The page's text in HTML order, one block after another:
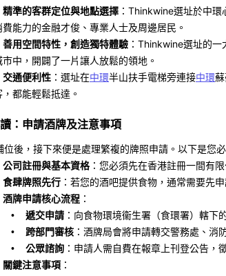
精準的客群定位與地點選擇 ： Thinkwine選址於中環
費能力的金融才俊、專業人士及周邊居民。
善用空間特性，創造獨特體驗 ： Thinkwine選址的一
市中，開闢了一片讓人放鬆的領地。
交通便利性 ：選址在中環半山扶手電梯旁連接中環
都能輕鬆抵達。
：申請酒牌及注意事項
位後，接下來便是處理繁複的牌照申請。以下是您
公司註冊與基本資格：您必須先在香港註冊一間有
食肆牌照先行 ：若您的酒吧提供食物，通常需要先
酒牌申請核心流程 ：
• 遞交申請 ：向食物環境衞生署（食環署）轄下
• 跨部門審核 ：酒牌局會將申請轉交警務處、
• 公眾諮詢 ：申請人需自費在報章上刊登公告，
關鍵注意事項 ：